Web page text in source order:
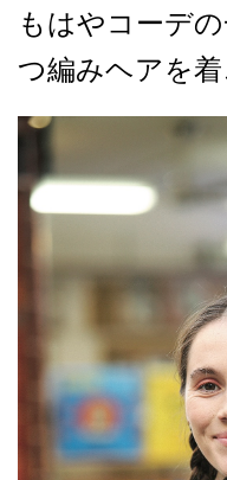
もはやコーデ
つ編みヘアを